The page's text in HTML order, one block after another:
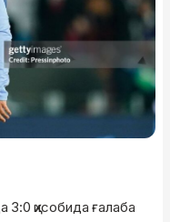
ҳисобида ғалаба